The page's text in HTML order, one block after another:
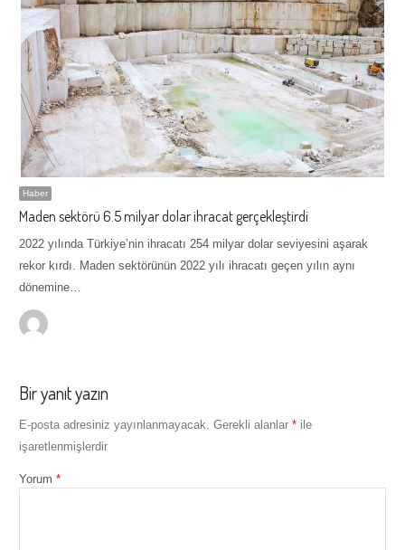
Haber
Maden sektörü 6.5 milyar dolar ihracat gerçekleştirdi
2022 yılında Türkiye’nin ihracatı 254 milyar dolar seviyesini aşarak
rekor kırdı. Maden sektörünün 2022 yılı ihracatı geçen yılın aynı
dönemine…
Bir yanıt yazın
E-posta adresiniz yayınlanmayacak. Gerekli alanlar *ile
işaretlenmişlerdir
Yorum *